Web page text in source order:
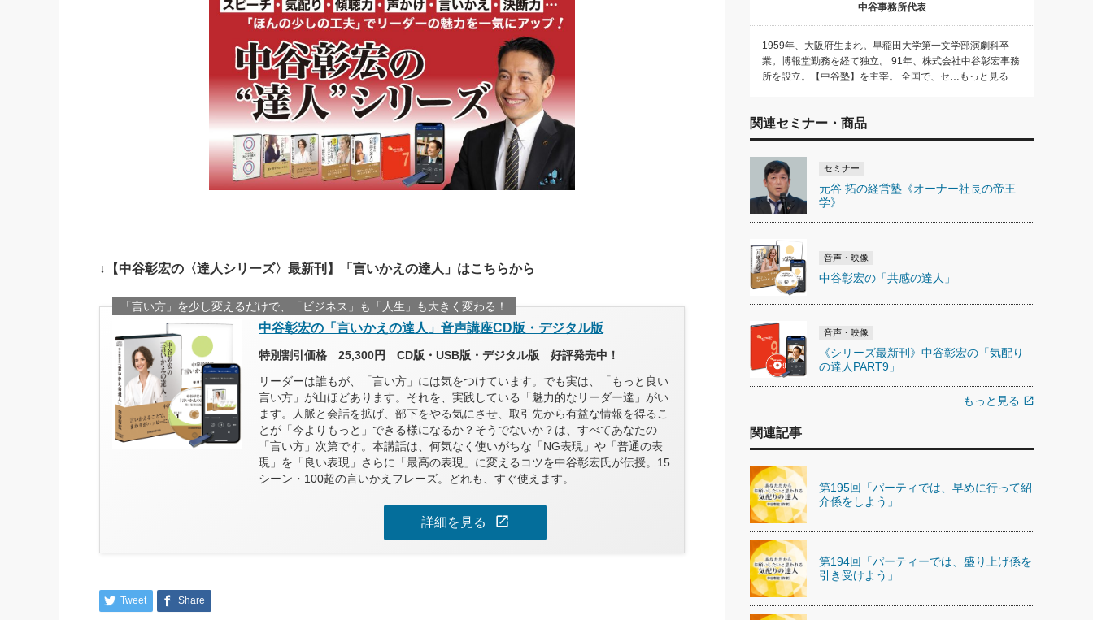
↓【中谷彰宏の〈達人シリーズ〉最新刊】「言いかえの達人」はこちらから
「言い方」を少し変えるだけで、「ビジネス」も「人生」も大きく変わる！
中谷彰宏の「言いかえの達人」音声講座CD版・デジタル版
特別割引価格 25,300円 CD版・USB版・デジタル版 好評発売中！
リーダーは誰もが、「言い方」には気をつけています。でも実は、「もっと良い
言い方」が山ほどあります。それを、実践している「魅力的なリーダー達」がい
ます。人脈と会話を拡げ、部下をやる気にさせ、取引先から有益な情報を得るこ
とが「今よりもっと」できる様になるか？そうでないか？は、すべてあなたの
「言い方」次第です。本講話は、何気なく使いがちな「NG表現」や「普通の表
現」を「良い表現」さらに「最高の表現」に変えるコツを中谷彰宏氏が伝授。15
シーン・100超の言いかえフレーズ。どれも、すぐ使えます。
詳細を見る open_in_new
Tweet Share
中谷事務所代表
1959年、大阪府生まれ。早稲田大学第一文学部演劇科卒
業。博報堂勤務を経て独立。 91年、株式会社中谷彰宏事務
所を設立。【中谷塾】を主宰。 全国で、セ…もっと見る
関連セミナー・商品
セミナー
元谷 拓の経営塾《オーナー社長の帝王
学》
音声・映像
中谷彰宏の「共感の達人」
音声・映像
《シリーズ最新刊》中谷彰宏の「気配り
の達人PART9」
もっと見る open_in_new
関連記事
第195回「パーティでは、早めに行って紹
介係をしよう」
第194回「パーティーでは、盛り上げ係を
引き受けよう」